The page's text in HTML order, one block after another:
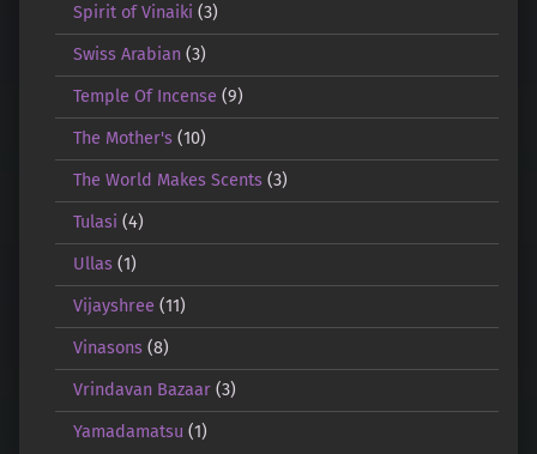
Spirit of Vinaiki (3)
Swiss Arabian(3)
Temple Of Incense (9)
The Mother's(10)
The World Makes Scents(3)
Tulasi (4)
Ullas(1)
Vijayshree (11)
Vinasons(8)
Vrindavan Bazaar(3)
Yamadamatsu (1)